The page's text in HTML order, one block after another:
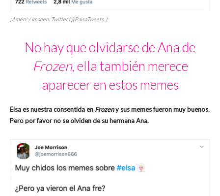
¡Amén! / Imagen: Twitter (@PaisaTweets_)
No hay que olvidarse de Ana de
Frozen, ella también merece
aparecer en estos memes
Elsa es nuestra consentida en Frozeny sus memes fueron muy buenos.
Pero por favor no se olviden de su hermana Ana.